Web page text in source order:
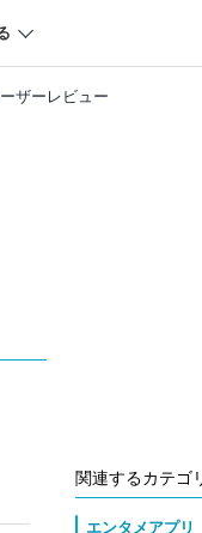
ザーレビュー
関連するカテゴ
エンタメアプリ